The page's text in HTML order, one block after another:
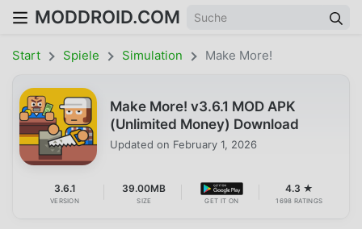
MODDROID.COM
Start Spiele Simulation Make More!
Make More! v3.6.1 MOD APK
(Unlimited Money) Download
Updated on February 1, 2026
3.6.1
VERSION
39.00MB
SIZE GET IT ON
4.3 ★
1698 RATINGS